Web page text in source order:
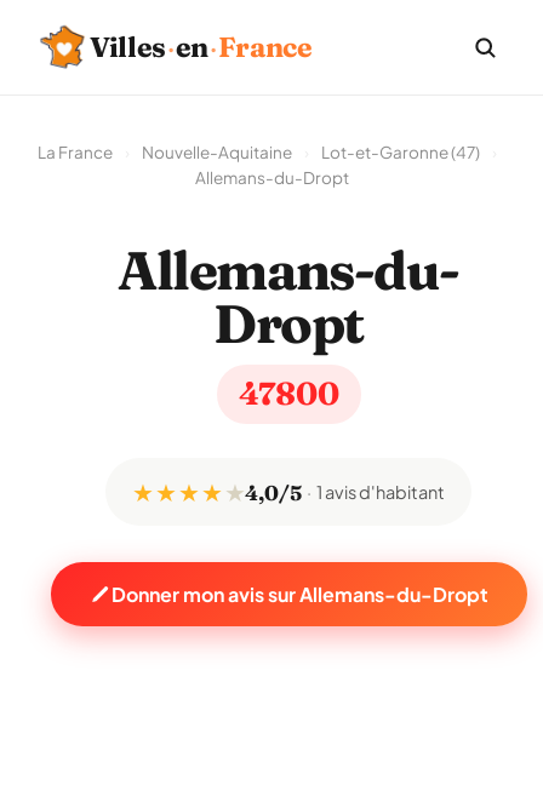
Villes·en·France
La France Nouvelle-Aquitaine Lot-et-Garonne (47)
Allemans-du-Dropt
Allemans-du-
Dropt
47800
★ ★ ★ ★★4,0/5 1 avis d'habitant
Donner mon avis sur Allemans-du-Dropt